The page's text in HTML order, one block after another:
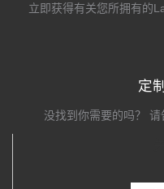
立即获得有关您所拥有的
定
没找到你需要的吗？ 请